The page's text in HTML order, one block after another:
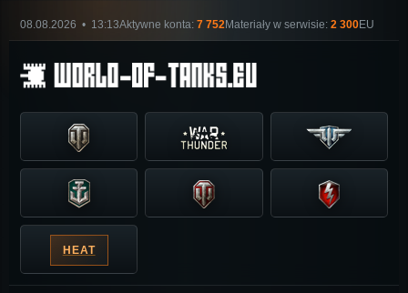
08.08.2026 • 13:13Aktywne konta: 7 752Materiały w serwisie: 2 300EU
HEAT